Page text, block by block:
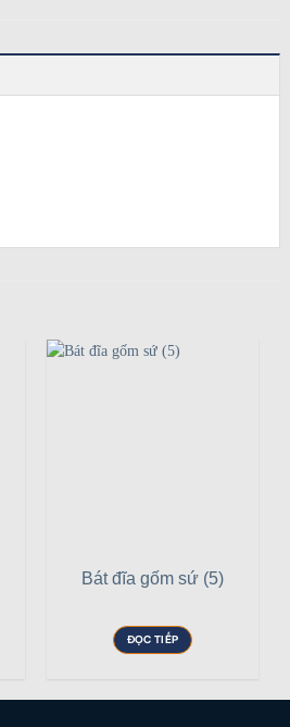
Bát đĩa gốm sứ (5)
ĐỌC TIẾP